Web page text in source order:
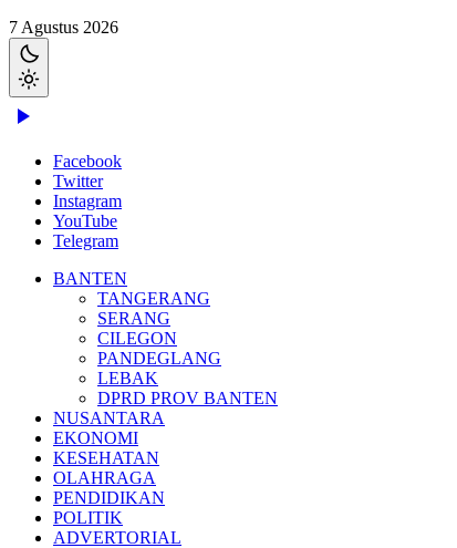
7 Agustus 2026
Facebook
Twitter
Instagram
YouTube
Telegram
BANTEN
TANGERANG
SERANG
CILEGON
PANDEGLANG
LEBAK
DPRD PROV BANTEN
NUSANTARA
EKONOMI
KESEHATAN
OLAHRAGA
PENDIDIKAN
POLITIK
ADVERTORIAL